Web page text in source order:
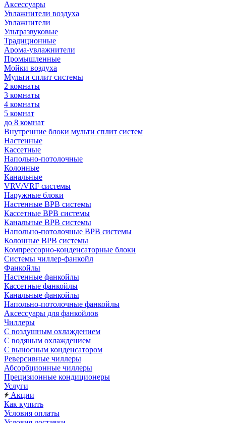
Аксессуары
Увлажнители воздуха
Увлажнители
Ультразвуковые
Традиционные
Арома-увлажнители
Промышленные
Мойки воздуха
Мульти сплит системы
2 комнаты
3 комнаты
4 комнаты
5 комнат
до 8 комнат
Внутренние блоки мульти сплит систем
Настенные
Кассетные
Напольно-потолочные
Колонные
Канальные
VRV/VRF системы
Наружные блоки
Настенные ВРВ системы
Кассетные ВРВ системы
Канальные ВРВ системы
Напольно-потолочные ВРВ системы
Колонные ВРВ системы
Компрессорно-конденсаторные блоки
Системы чиллер-фанкойл
Фанкойлы
Настенные фанкойлы
Кассетные фанкойлы
Канальные фанкойлы
Напольно-потолочные фанкойлы
Аксессуары для фанкойлов
Чиллеры
С воздушным охлаждением
С водяным охлаждением
С выносным конденсатором
Реверсивные чиллеры
Абсорбционные чиллеры
Прецизионные кондиционеры
Услуги
Акции
Как купить
Условия оплаты